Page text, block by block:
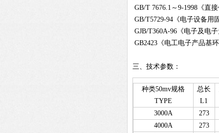
GB/T 7676.1～9-1998《直
GB/T5729-94《电子设备用
GJB/T360A-96《电子及电
GB2423《电工电子产品基
三、技术参数：
种类50mv规格
TYPE
总长
L1
3000A
273
4000A
273